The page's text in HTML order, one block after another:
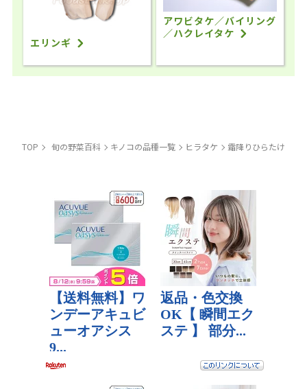
エリンギ
アワビタケ／バイリング
／ハクレイタケ
TOP 旬の野菜百科 キノコの品種一覧 ヒラタケ 霜降りひらたけ